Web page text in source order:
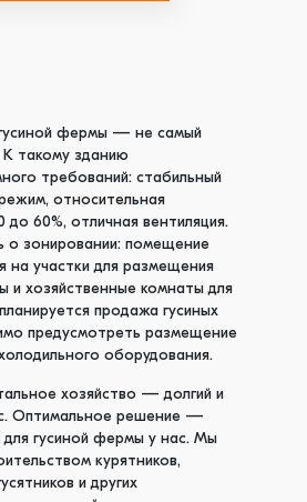
фермы — не самый
К такому зданию
требований: стабильный
относительная
60%, отличная вентиляция.
о зонировании: помещение
на участки для размещения
и хозяйственные комнаты для
продажа гусиных
предусмотреть размещение
оборудования.
хозяйство — долгий и
Оптимальное решение —
для гусиной фермы у нас. Мы
курятников,
и других